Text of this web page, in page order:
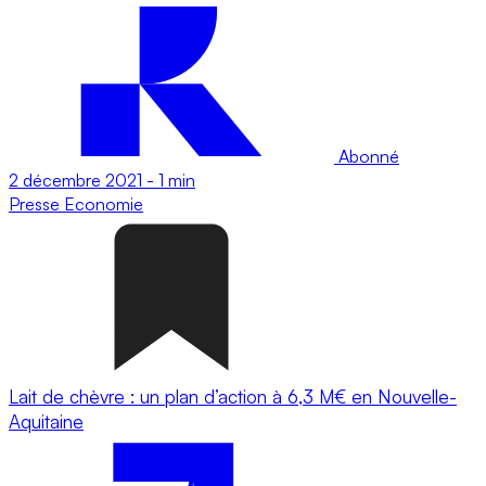
Abonné
2 décembre 2021 - 1 min
Presse Economie
Lait de chèvre : un plan d’action à 6,3 M€ en Nouvelle-
Aquitaine